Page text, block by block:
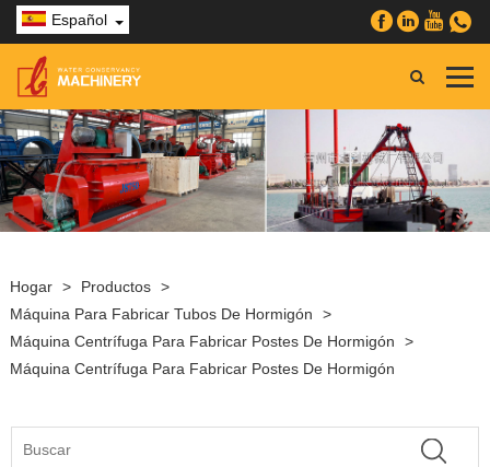
Español
Hogar > Productos >
Máquina Para Fabricar Tubos De Hormigón
>
Máquina Centrífuga Para Fabricar Postes De Hormigón
>
Máquina Centrífuga Para Fabricar Postes De Hormigón